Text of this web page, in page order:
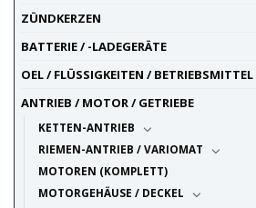
ZÜNDKERZEN
BATTERIE / -LADEGERÄTE
OEL / FLÜSSIGKEITEN / BETRIEBSMITTEL
ANTRIEB / MOTOR / GETRIEBE
KETTEN-ANTRIEB
RIEMEN-ANTRIEB / VARIOMAT
MOTOREN (KOMPLETT)
MOTORGEHÄUSE / DECKEL